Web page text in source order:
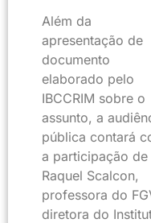
Além da
apresentação de
documento
elaborado pelo
IBCCRIM sobre o
assunto, a
pública contará
a participação de
Raquel Scalcon,
professora do
diretora do